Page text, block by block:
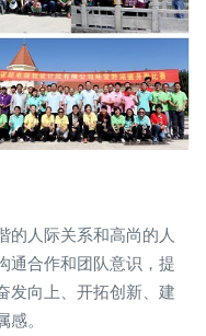
的人际关系和高尚的人
通合作和团队意识，提
发向上、开拓创新、建
。